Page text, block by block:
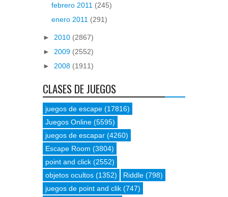
febrero 2011 (245)
enero 2011 (291)
► 2010 (2867)
► 2009 (2552)
► 2008 (1911)
CLASES DE JUEGOS
juegos de escape (17816)
Juegos Online (5595)
juegos de escapar (4260)
Escape Room (3804)
point and click (2552)
objetos ocultos (1352) Riddle (798)
juegos de point and clik (747)